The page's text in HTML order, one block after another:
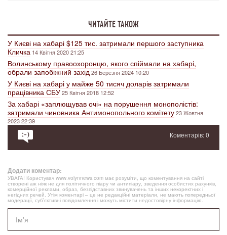
ЧИТАЙТЕ ТАКОЖ
У Києві на хабарі $125 тис. затримали першого заступника
Кличка 14 Квітня 2020 21:25
Волинському правоохоронцю, якого спіймали на хабарі,
обрали запобіжний захід26 Березня 2024 10:20
У Києві на хабарі у майже 50 тисяч доларів затримали
працівника СБУ25 Квітня 2018 12:52
За хабарі «заплющував очі» на порушення монополістів:
затримали чиновника Антимонопольного комітету23 Жовтня
2023 22:39
Коментарів: 0
Додати коментар:
УВАГА! Користувач www.volynnews.com має розуміти, що коментування на сайті
створені аж ніяк не для політичного піару чи антипіару, зведення особистих рахунків,
комерційної реклами, образ, безпідставних звинувачень та інших некоректних і
негідних речей. Утім коментарі – це не редакційні матеріали, не мають попередньої
модерації, суб’єктивні повідомлення і можуть містити недостовірну інформацію.